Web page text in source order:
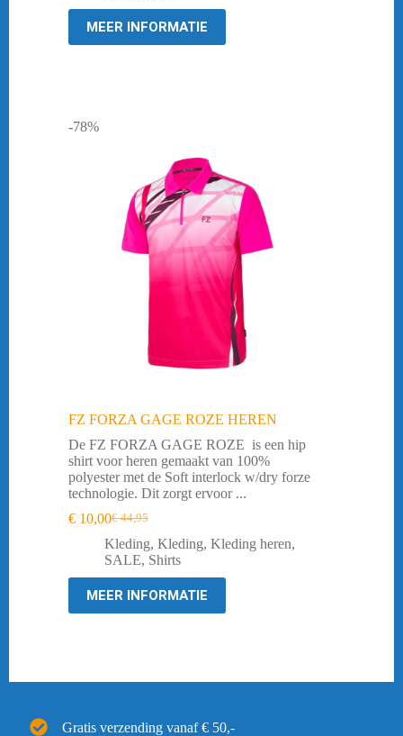
MEER INFORMATIE
-78%
FZ FORZA GAGE ROZE HEREN
De FZ FORZA GAGE ROZE is een hip
shirt voor heren gemaakt van 100%
polyester met de Soft interlock w/dry forze
technologie. Dit zorgt ervoor ...
€44,95
Oorspronkelijke
prijs
was:
€ 10,00Huidige
prijs
is:
Kleding, Kleding, Kleding heren,
SALE, Shirts
MEER INFORMATIE
Gratis verzending vanaf € 50,-